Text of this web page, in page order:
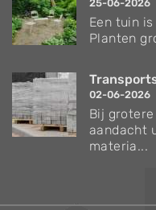
25-06-2026
Een tuin
Planten
02-06-2026
Bij
aandacht
materia...